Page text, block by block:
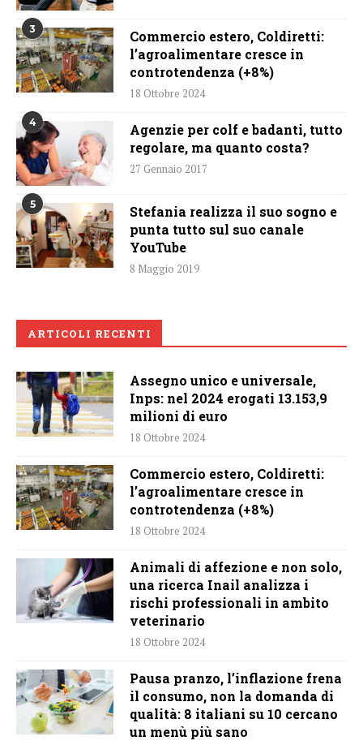
3
Commercio estero, Coldiretti:
l’agroalimentare cresce in
controtendenza (+8%)
18 Ottobre 2024
4
Agenzie per colf e badanti, tutto
regolare, ma quanto costa?
27 Gennaio 2017
5
Stefania realizza il suo sogno e
punta tutto sul suo canale
YouTube
8 Maggio 2019
ARTICOLI RECENTI
Assegno unico e universale,
Inps: nel 2024 erogati 13.153,9
milioni di euro
18 Ottobre 2024
Commercio estero, Coldiretti:
l’agroalimentare cresce in
controtendenza (+8%)
18 Ottobre 2024
Animali di affezione e non solo,
una ricerca Inail analizza i
rischi professionali in ambito
veterinario
18 Ottobre 2024
Pausa pranzo, l’inflazione frena
il consumo, non la domanda di
qualità: 8 italiani su 10 cercano
un menù più sano